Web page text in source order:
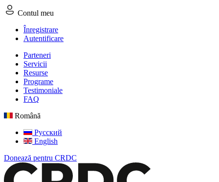
Contul meu
Înregistrare
Autentificare
Parteneri
Servicii
Resurse
Programe
Testimoniale
FAQ
Română
Русский
English
Donează pentru CRDC